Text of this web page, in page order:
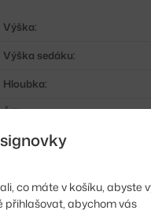
Výška:
Výška sedáku:
Hloubka:
Šířka:
Područky:
Materiál:
co máte v košíku, abyste
přihlašovat, abychom vás